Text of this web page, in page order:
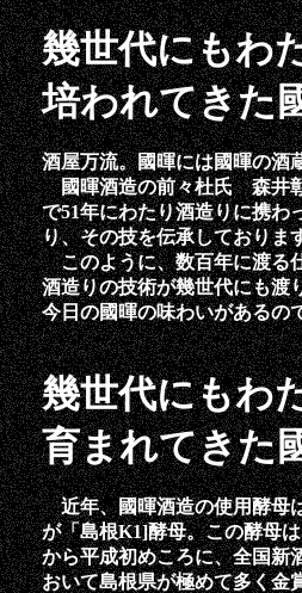
幾世代にもわ
培われてきた
酒屋万流。國暉には國暉の酒
國暉酒造の前々杜氏 森井彰
で51年にわたり酒造りに携わ
り、その技を伝承しておりま
このように、数百年に渡る
酒造りの技術が幾世代にも渡
今日の國暉の味わいがあるの
幾世代にもわ
育まれてきた
近年、國暉酒造の使用酵母
が「島根K1]酵母。この酵母
から平成初めころに、全国新
おいて島根県が極めて多く金